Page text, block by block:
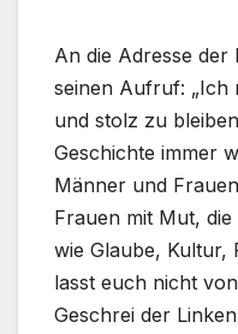
An die Adresse
seinen Aufruf: „Ich
und stolz zu
Geschichte immer
Männer und
Frauen mit Mut,
wie Glaube, Kultur,
lasst euch nicht
Geschrei der